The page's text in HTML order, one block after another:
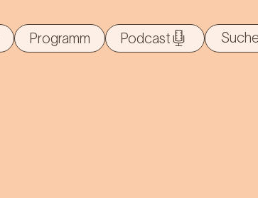
Programm Podcast
Suche
nach: